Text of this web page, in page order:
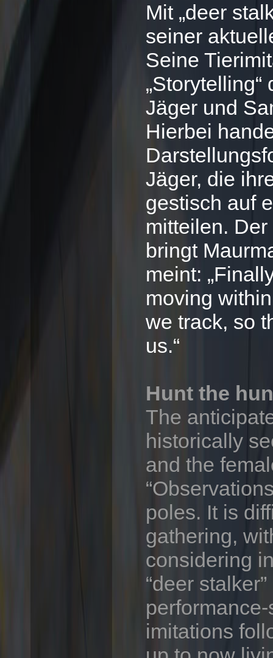
Mit „deer
seiner
Seine
Jäger und
Hierbei
Jäger, die
gestisch auf
mitteilen.
bringt
meint:
moving
we track, so
us.“
Hunt the
The
historically
and the
poles. It is
gathering,
considering
“deer
imitations